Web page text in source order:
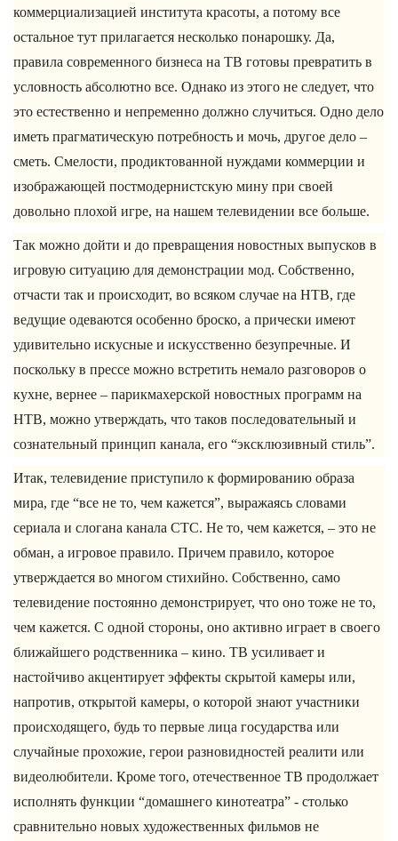
коммерциализацией института красоты, а потому все
остальное тут прилагается несколько понарошку. Да,
правила современного бизнеса на ТВ готовы превратить в
условность абсолютно все. Однако из этого не следует, что
это естественно и непременно должно случиться. Одно дело
иметь прагматическую потребность и мочь, другое дело –
сметь. Смелости, продиктованной нуждами коммерции и
изображающей постмодернистскую мину при своей
довольно плохой игре, на нашем телевидении все больше.
Так можно дойти и до превращения новостных выпусков в
игровую ситуацию для демонстрации мод. Собственно,
отчасти так и происходит, во всяком случае на НТВ, где
ведущие одеваются особенно броско, а прически имеют
удивительно искусные и искусственно безупречные. И
поскольку в прессе можно встретить немало разговоров о
кухне, вернее – парикмахерской новостных программ на
НТВ, можно утверждать, что таков последовательный и
сознательный принцип канала, его “эксклюзивный стиль”.
Итак, телевидение приступило к формированию образа
мира, где “все не то, чем кажется”, выражаясь словами
сериала и слогана канала СТС. Не то, чем кажется, – это не
обман, а игровое правило. Причем правило, которое
утверждается во многом стихийно. Собственно, само
телевидение постоянно демонстрирует, что оно тоже не то,
чем кажется. С одной стороны, оно активно играет в своего
ближайшего родственника – кино. ТВ усиливает и
настойчиво акцентирует эффекты скрытой камеры или,
напротив, открытой камеры, о которой знают участники
происходящего, будь то первые лица государства или
случайные прохожие, герои разновидностей реалити или
видеолюбители. Кроме того, отечественное ТВ продолжает
исполнять функции “домашнего кинотеатра” - столько
сравнительно новых художественных фильмов не